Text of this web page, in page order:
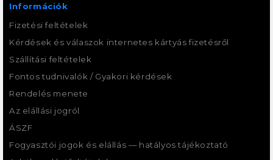
Információk
Fizetési feltételek
Kérdések és válaszok internetes kártyás fizetésről
Szállítási feltételek
Fontos tudnivalók / Gyakori kérdések
Rendelés menete
Az elállási jogról
ÁSZF
Fogyasztói jogok és elállás — hatályos tájékoztató